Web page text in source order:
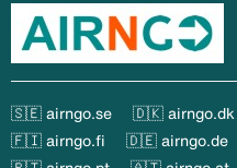
🇸🇪 airngo.se 🇩🇰 airngo.dk
🇫🇮 airngo.fi
🇩🇪 airngo.de